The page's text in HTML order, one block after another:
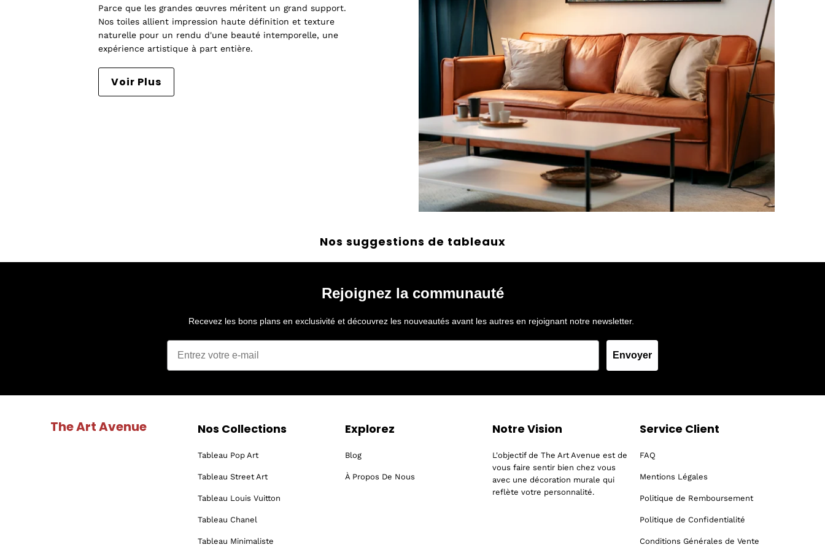
Parce que les grandes œuvres méritent un grand support.
Nos toiles allient impression haute définition et texture
naturelle pour un rendu d'une beauté intemporelle, une
expérience artistique à part entière.
Voir Plus
Nos suggestions de tableaux
Rejoignez la communauté
Recevez les bons plans en exclusivité et découvrez les nouveautés avant les autres en rejoignant notre newsletter.
Envoyer
The Art Avenue Nos Collections
Tableau Pop Art
Tableau Street Art
Tableau Louis Vuitton
Tableau Chanel
Tableau Minimaliste
Explorez
Blog
À Propos De Nous
Notre Vision
L'objectif de The Art Avenue est de
vous faire sentir bien chez vous
avec une décoration murale qui
reflète votre personnalité.
Service Client
FAQ
Mentions Légales
Politique de Remboursement
Politique de Confidentialité
Conditions Générales de Vente